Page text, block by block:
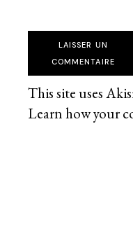
LAISSER UN
COMMENTAIRE
This site uses
Learn how your